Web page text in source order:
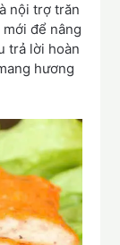
nội trợ trăn
để nâng
trả lời hoàn
hương